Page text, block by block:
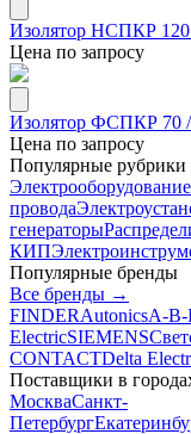
Изолятор НСПКР 120
Цена по запросу
Изолятор ФСПКР 70 /
Цена по запросу
Популярные рубрики
Электрооборудование
провода
генераторы
КИП
Популярные бренды
Все бренды →
FINDERAutonicsA-B-
ElectricSIEMENS
CONTACTDelta
Поставщики в
МоскваСанкт-
Петербург